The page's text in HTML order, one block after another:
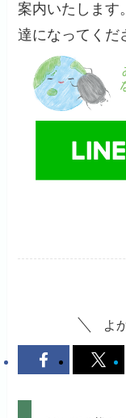
案内いたします
達になってくだ
よ